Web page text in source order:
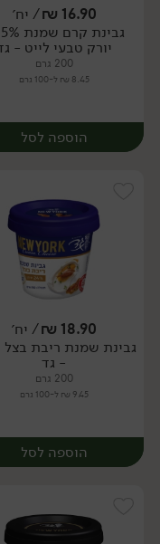
יח׳
16.90
₪/ יח׳
יורק טבעי לייט -
200 גרם
8.45 ₪ ל-100 גרם
הוספה לסל
יח׳
18.90
₪/ יח׳
- גד
200 גרם
9.45 ₪ ל-100 גרם
הוספה לסל